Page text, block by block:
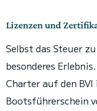
Lizenzen und
Selbst das Steuer
besonderes
Charter auf den
Bootsführerschein